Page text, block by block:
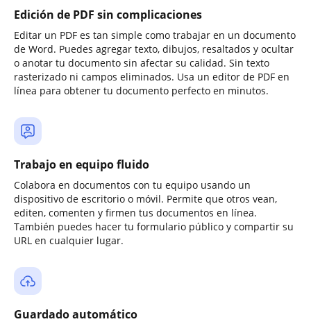
Edición de PDF sin complicaciones
Editar un PDF es tan simple como trabajar en un documento
de Word. Puedes agregar texto, dibujos, resaltados y ocultar
o anotar tu documento sin afectar su calidad. Sin texto
rasterizado ni campos eliminados. Usa un editor de PDF en
línea para obtener tu documento perfecto en minutos.
Trabajo en equipo fluido
Colabora en documentos con tu equipo usando un
dispositivo de escritorio o móvil. Permite que otros vean,
editen, comenten y firmen tus documentos en línea.
También puedes hacer tu formulario público y compartir su
URL en cualquier lugar.
Guardado automático